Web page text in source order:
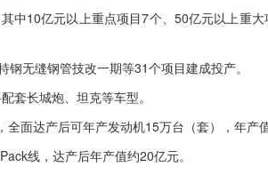
10亿元以上重点项目7个、50亿元以上重
无缝钢管技改一期等31个项目建成投产。
长城炮、坦克等车型。
达产后可年产发动机15万台（套），年产值
线，达产后年产值约20亿元。